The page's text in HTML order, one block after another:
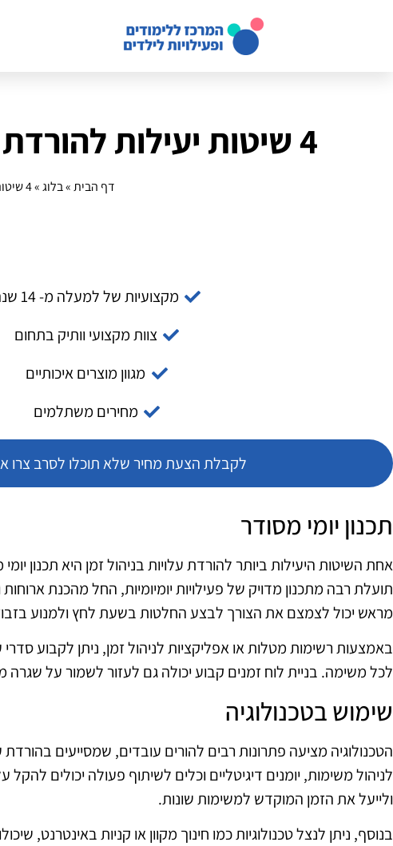
4 שיטות יעילות להורדת עלויות בניהול זמן להורים עובדים
דף הבית»בלוג»4 שיטות יעילות להורדת עלויות בניהול זמן להורים עובדים
מקצועיות של למעלה מ- 14 שנה
צוות מקצועי וותיק בתחום
מגוון מוצרים איכותיים
מחירים משתלמים
לקבלת הצעת מחיר שלא תוכלו לסרב צרו
תכנון יומי מסודר
אחת השיטות היעילות ביותר להורדת עלויות בניהול זמן היא תכנון
תועלת רבה מתכנון מדויק של פעילויות יומיומיות, החל מהכנת
מראש יכול לצמצם את הצורך לבצע החלטות בשעת לחץ ולמנוע
באמצעות רשימות מטלות או אפליקציות לניהול זמן, ניתן לקבוע
לכל משימה. בניית לוח זמנים קבוע יכולה גם לעזור לשמור על שגרה
שימוש בטכנולוגיה
הטכנולוגיה מציעה פתרונות רבים להורים עובדים, שמסייעים בהורדת
לניהול משימות, יומנים דיגיטליים וכלים לשיתוף פעולה יכולים
ולייעל את הזמן המוקדש למשימות שונות.
בנוסף, ניתן לנצל טכנולוגיות כמו חינוך מקוון או קניות באינטרנט,